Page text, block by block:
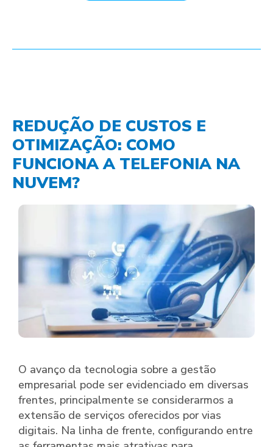
REDUÇÃO DE CUSTOS E
OTIMIZAÇÃO: COMO
FUNCIONA A TELEFONIA NA
NUVEM?
O avanço da tecnologia sobre a gestão
empresarial pode ser evidenciado em diversas
frentes, principalmente se considerarmos a
extensão de serviços oferecidos por vias
digitais. Na linha de frente, configurando entre